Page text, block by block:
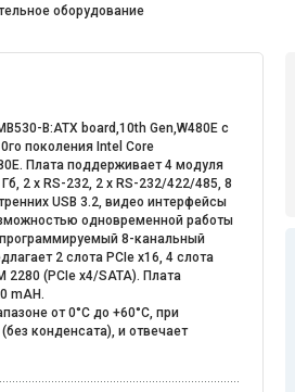
оборудование
B:ATX board,10th Gen,W480E с
поколения Intel Core
Плата поддерживает 4 модуля
2 x RS-232, 2 x RS-232/422/485, 8
USB 3.2, видео интерфейсы
одновременной работы
8-канальный
2 слота PCIe x16, 4 слота
2280 (PCIe x4/SATA). Плата
mAH.
от 0°C до +60°C, при
конденсата), и отвечает